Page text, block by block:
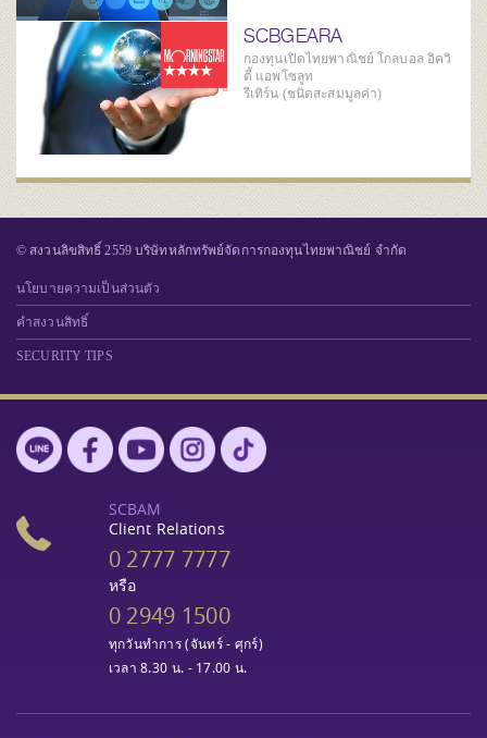
SCBGEARA
กองทุนเปิดไทยพาณิชย์ โกลบอล อิควิ
ตี้ แอพโซลูท
รีเทิร์น (ชนิดสะสมมูลค่า)
© สงวนลิขสิทธิ์ 2559 บริษัทหลักทรัพย์จัดการกองทุนไทยพาณิชย์ จำกัด
นโยบายความเป็นส่วนตัว
คำสงวนสิทธิ์
SECURITY TIPS
SCBAM
Client Relations
0 2777 7777
หรือ
0 2949 1500
ทุกวันทำการ (จันทร์ - ศุกร์)
เวลา 8.30 น. - 17.00 น.